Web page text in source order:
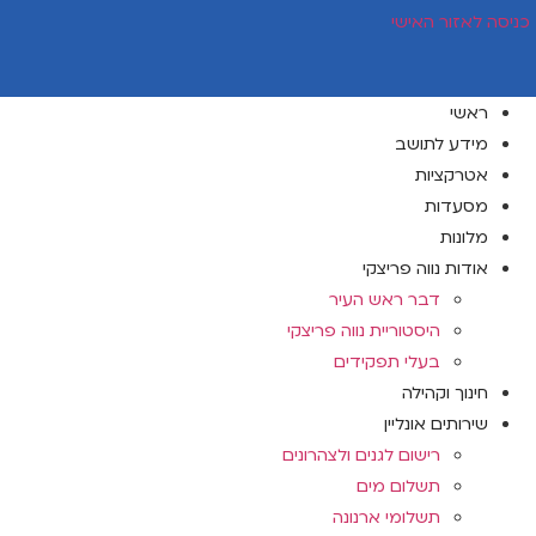
דלג
כניסה לאזור האישי
ראשי
מידע לתושב
אטרקציות
מסעדות
מלונות
אודות נווה פריצקי
דבר ראש העיר
היסטוריית נווה פריצקי
בעלי תפקידים
חינוך וקהילה
שירותים אונליין
רישום לגנים ולצהרונים
תשלום מים
תשלומי ארנונה